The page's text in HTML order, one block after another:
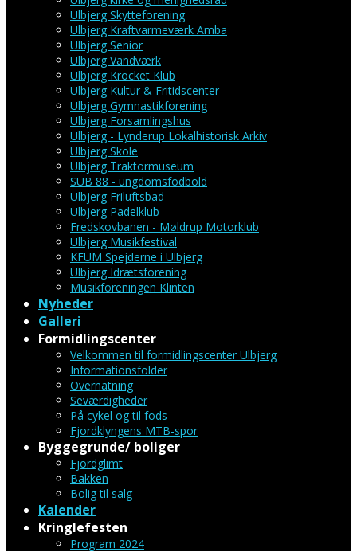
Ulbjerg Skytteforening
Ulbjerg Kraftvarmeværk Amba
Ulbjerg Senior
Ulbjerg Vandværk
Ulbjerg Krocket Klub
Ulbjerg Kultur & Fritidscenter
Ulbjerg Gymnastikforening
Ulbjerg Forsamlingshus
Ulbjerg - Lynderup Lokalhistorisk Arkiv
Ulbjerg Skole
Ulbjerg Traktormuseum
SUB 88 - ungdomsfodbold
Ulbjerg Friluftsbad
Ulbjerg Padelklub
Fredskovbanen - Møldrup Motorklub
Ulbjerg Musikfestival
KFUM Spejderne i Ulbjerg
Ulbjerg Idrætsforening
Musikforeningen Klinten
Nyheder
Galleri
Formidlingscenter
Velkommen til formidlingscenter Ulbjerg
Informationsfolder
Overnatning
Seværdigheder
På cykel og til fods
Fjordklyngens MTB-spor
Byggegrunde/ boliger
Fjordglimt
Bakken
Bolig til salg
Kalender
Kringlefesten
Program 2024